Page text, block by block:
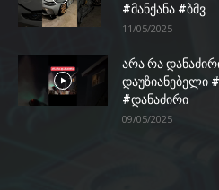
#მანქანა #ბმვ
11/05/2025
არა რა
დაუზიანებელი
#დანაძირი
09/05/2025